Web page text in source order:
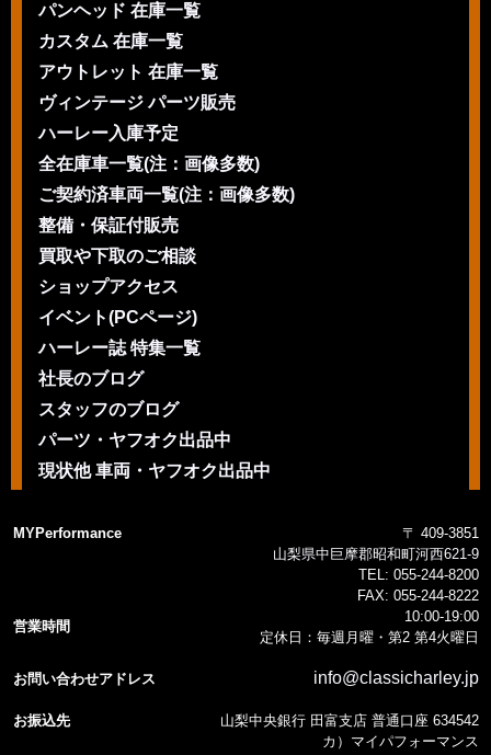
パンヘッド 在庫一覧
カスタム 在庫一覧
アウトレット 在庫一覧
ヴィンテージ パーツ販売
ハーレー入庫予定
全在庫車一覧(注：画像多数)
ご契約済車両一覧(注：画像多数)
整備・保証付販売
買取や下取のご相談
ショップアクセス
イベント(PCページ)
ハーレー誌 特集一覧
社長のブログ
スタッフのブログ
パーツ・ヤフオク出品中
現状他 車両・ヤフオク出品中
MYPerformance
〒 409-3851
山梨県中巨摩郡昭和町河西621-9
TEL: 055-244-8200
FAX: 055-244-8222
営業時間
10:00-19:00
定休日：毎週月曜・第2 第4火曜日
お問い合わせアドレス info@classicharley.jp
お振込先
山梨中央銀行 田富支店 普通口座 634542
カ）マイパフォーマンス